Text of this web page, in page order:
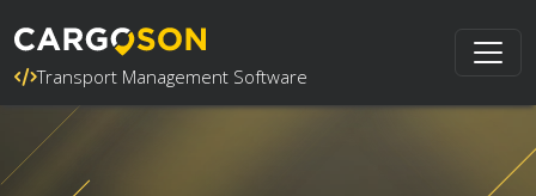
Transport Management Software